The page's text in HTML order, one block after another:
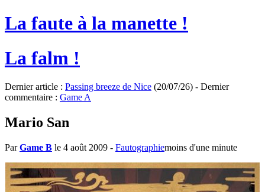
La faute à la manette !
La falm !
Dernier article : Passing breeze de Nice (20/07/26) - Dernier
commentaire : Game A
Mario San
ParGame B le 4 août 2009 - Fautographiemoins d'une minute